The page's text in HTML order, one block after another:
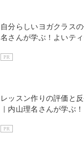
自分らしいヨガクラス
名さんが学ぶ！よいテ
PR
レッスン作りの評価と
｜内山理名さんが学ぶ
PR